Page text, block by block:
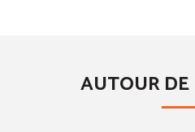
AUTOUR